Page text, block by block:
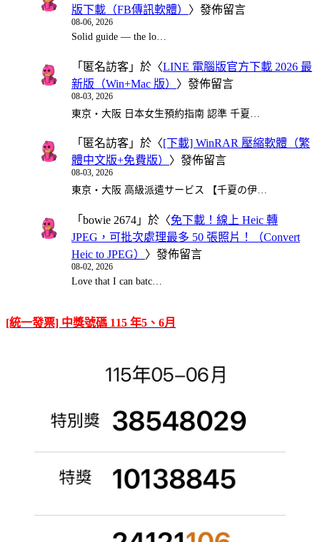
版下載（FB傳訊軟體） 〉發佈留言
08-06, 2026
Solid guide — the lo…
「 匿名訪客 」於〈LINE 電腦版官方下載 2026 最
新版（Win+Mac 版） 〉發佈留言
08-03, 2026
東京・大阪 日本女生預約指南 認準 千夏…
「 匿名訪客 」於〈[下載] WinRAR 壓縮軟體（繁
體中文版+免費版） 〉發佈留言
08-03, 2026
東京・大阪 高級派遣サービス 【千夏の伊…
「 bowie 2674 」於〈免下載！線上 Heic 轉
JPEG，可批次處理最多 50 張照片！（Convert
Heic to JPEG） 〉發佈留言
08-02, 2026
Love that I can batc…
[統一發票] 中獎號碼 115 年5、6月